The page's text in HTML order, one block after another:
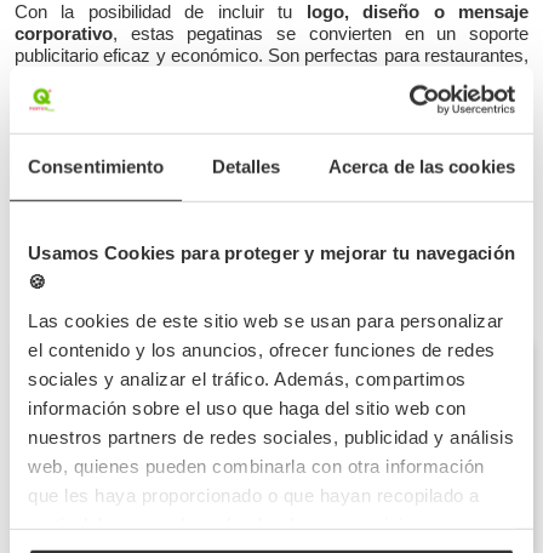
Consentimiento Detalles Acerca de las cookies
Usamos Cookies para proteger y mejorar tu navegación
🍪
Las cookies de este sitio web se usan para personalizar
el contenido y los anuncios, ofrecer funciones de redes
sociales y analizar el tráfico. Además, compartimos
información sobre el uso que haga del sitio web con
nuestros partners de redes sociales, publicidad y análisis
web, quienes pueden combinarla con otra información
que les haya proporcionado o que hayan recopilado a
Con la posibilidad de incluir tu logo, diseño o mensaje
corporativo, estas pegatinas se convierten en un soporte
publicitario eficaz y económico. Son perfectas para restaurantes,
diferenciarse en los pequeños detalles. Además, gracias a sus
materiales resistentes y su alta calidad de impresión, mantienen
personalizadascombinan creatividad, funcionalidad y
que cada producto o envío refleje la esencia de tu negocio y
sorprenda a tus clientes desde el primer vistazo.
Consultas
Sea el primero en hacer una pregunta sobre esta
categoría.
Envíanos tu consulta